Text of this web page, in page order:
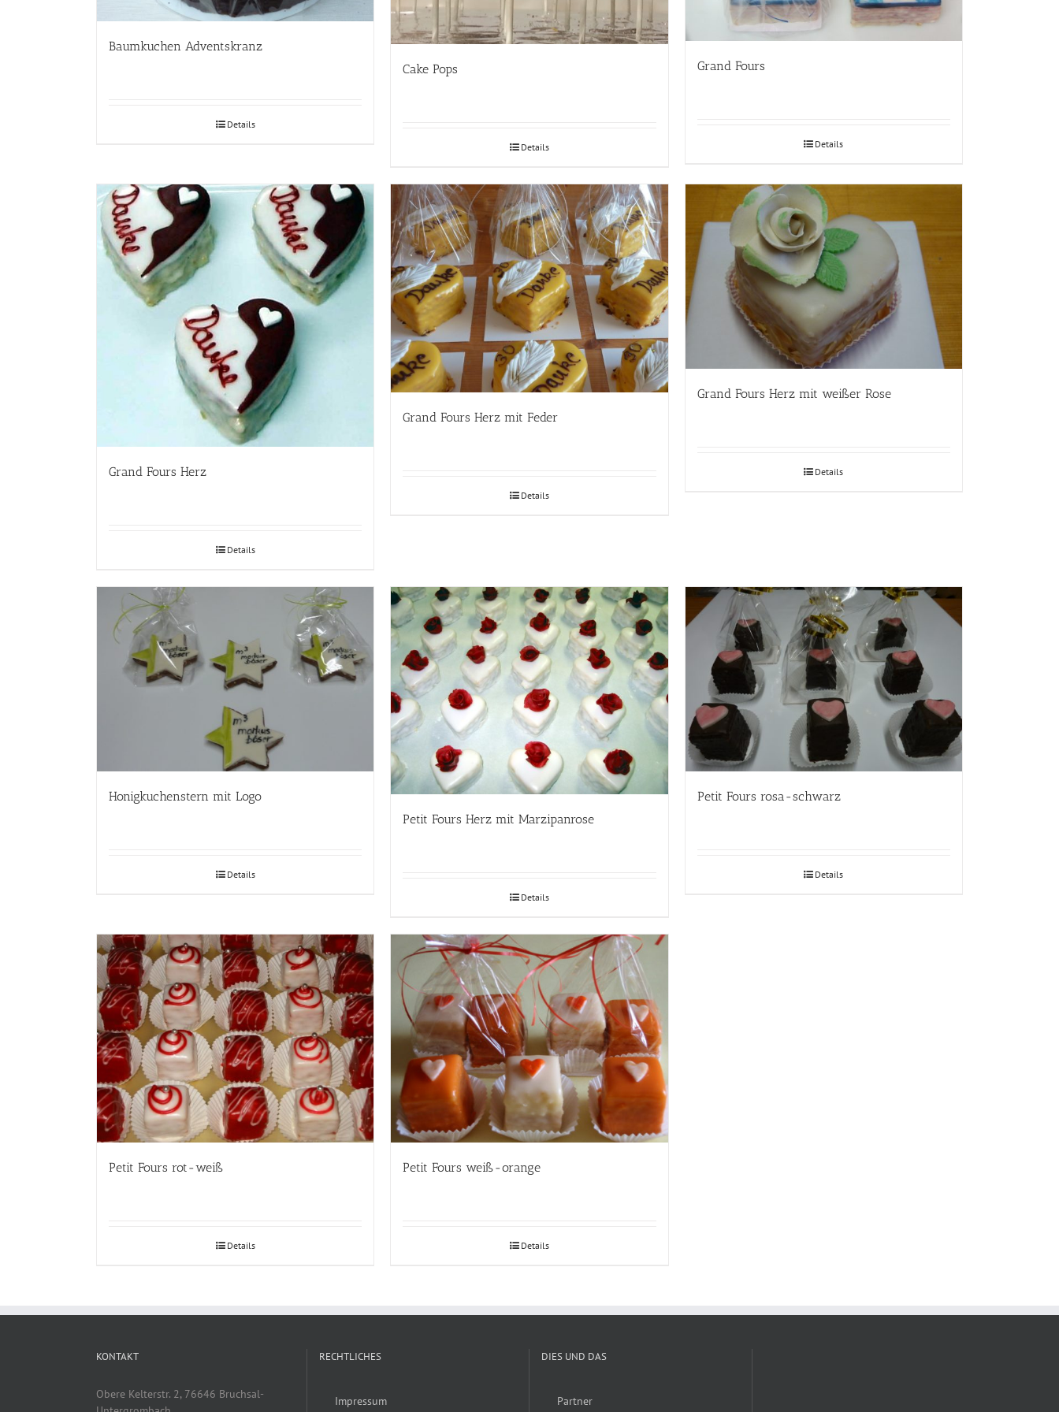
Baumkuchen Adventskranz
Details
Cake Pops
Details
Grand Fours
Details
Grand Fours Herz
Details
Grand Fours Herz mit Feder
Details
Grand Fours Herz mit weißer Rose
Details
Honigkuchenstern mit Logo
Details
Petit Fours Herz mit Marzipanrose
Details
Petit Fours rosa-schwarz
Details
Petit Fours rot-weiß
Details
Petit Fours weiß-orange
Details
KONTAKT
Obere Kelterstr. 2, 76646 Bruchsal-
RECHTLICHES
Impressum
DIES UND DAS
Partner